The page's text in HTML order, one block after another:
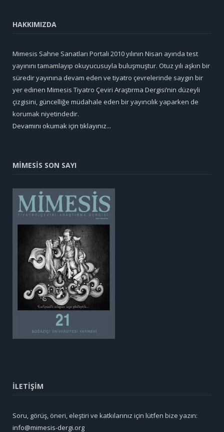
HAKKIMIZDA
Mimesis Sahne Sanatları Portali 2010 yılının Nisan ayında test
yayınını tamamlayıp okuyucusuyla buluşmuştur. Otuz yılı aşkın bir
süredir yayınına devam eden ve tiyatro çevrelerinde saygın bir
yer edinen Mimesis Tiyatro Çeviri Araştırma Dergisi’nin düzeyli
çizgisini, güncelliğe müdahale eden bir yayıncılık yaparken de
korumak niyetindedir.
Devamını okumak için tıklayınız...
MİMESİS SON SAYI
İLETİŞİM
Soru, görüş, öneri, eleştiri ve katkılarınız için lütfen bize yazın:
info@mimesis-dergi.org